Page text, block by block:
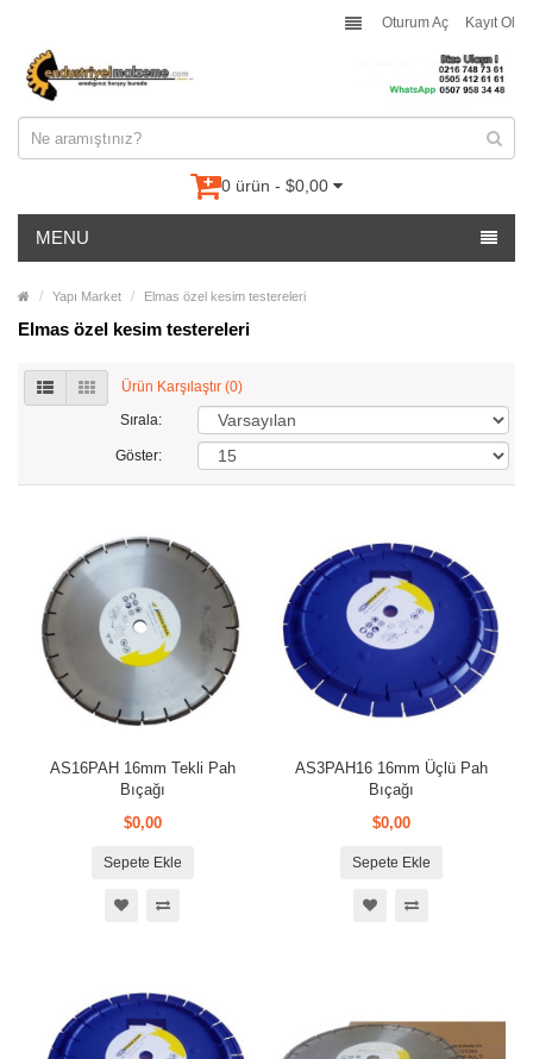
Oturum Aç Kayıt Ol
0 ürün - $0,00
MENU
Yapı Market Elmas özel kesim testereleri
Elmas özel kesim testereleri
Ürün Karşılaştır (0)
Sırala:
Göster:
AS16PAH 16mm Tekli Pah
Bıçağı
$0,00
Sepete Ekle
AS3PAH16 16mm Üçlü Pah
Bıçağı
$0,00
Sepete Ekle